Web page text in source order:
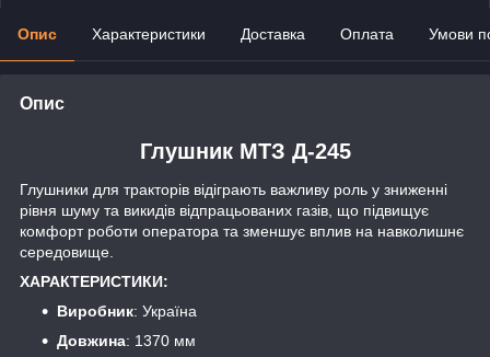
Опис Характеристики Доставка Оплата Умови
Опис
Глушник МТЗ Д-245
Глушники для тракторів відіграють важливу роль у зниженні
рівня шуму та викидів відпрацьованих газів, що підвищує
комфорт роботи оператора та зменшує вплив на навколишнє
середовище.
ХАРАКТЕРИСТИКИ:
Виробник: Україна
Довжина: 1370 мм